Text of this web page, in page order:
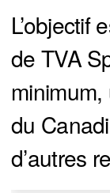
L’objectif
de TVA
du
d’autres